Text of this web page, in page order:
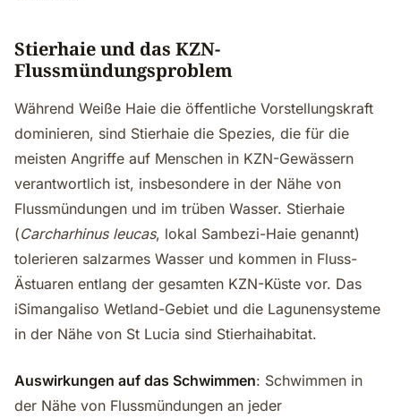
Stierhaie und das KZN-
Flussmündungsproblem
Während Weiße Haie die öffentliche Vorstellungskraft
dominieren, sind Stierhaie die Spezies, die für die
meisten Angriffe auf Menschen in KZN-Gewässern
verantwortlich ist, insbesondere in der Nähe von
Flussmündungen und im trüben Wasser. Stierhaie
(Carcharhinus leucas, lokal Sambezi-Haie genannt)
tolerieren salzarmes Wasser und kommen in Fluss-
Ästuaren entlang der gesamten KZN-Küste vor. Das
iSimangaliso Wetland-Gebiet und die Lagunensysteme
in der Nähe von St Lucia sind Stierhaihabitat.
Auswirkungen auf das Schwimmen: Schwimmen in
der Nähe von Flussmündungen an jeder